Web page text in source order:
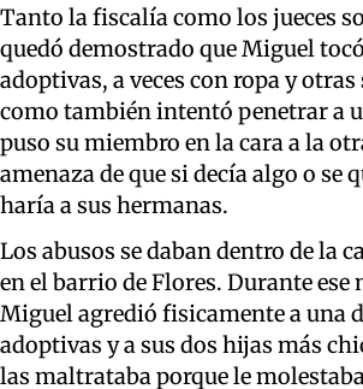
Tanto la fiscalía como los jueces
quedó demostrado que Miguel
adoptivas, a veces con ropa y
como también intentó penetrar a
puso su miembro en la cara a la
amenaza de que si decía algo o se
haría a sus hermanas.
Los abusos se daban dentro de la
en el barrio de Flores. Durante
Miguel agredió fisicamente a una
adoptivas y a sus dos hijas más
las maltrataba porque le